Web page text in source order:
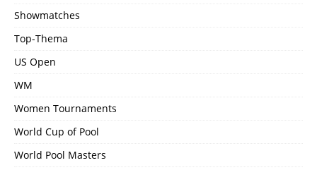
Showmatches
Top-Thema
US Open
WM
Women Tournaments
World Cup of Pool
World Pool Masters